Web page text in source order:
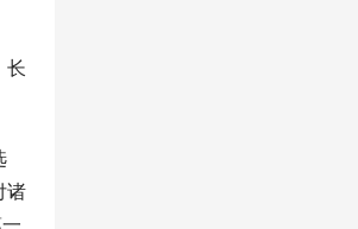
长
诸